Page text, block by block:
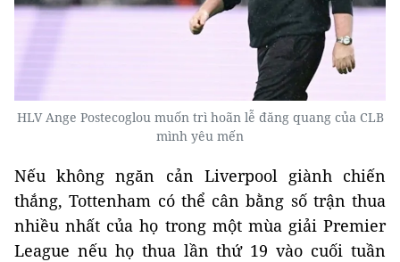
HLV Ange Postecoglou muốn trì hoãn lễ đăng quang của CLB
mình yêu mến
Nếu không ngăn cản Liverpool giành chiến
thắng, Tottenham có thể cân bằng số trận thua
nhiều nhất của họ trong một mùa giải Premier
League nếu họ thua lần thứ 19 vào cuối tuần